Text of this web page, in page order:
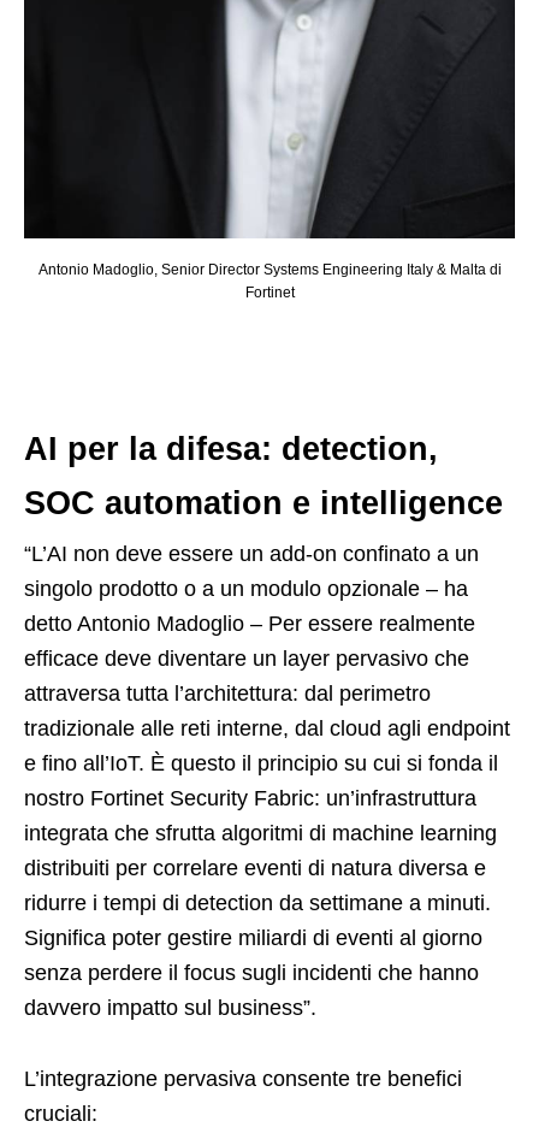
Antonio Madoglio, Senior Director Systems Engineering Italy & Malta di
Fortinet
AI per la difesa: detection,
SOC automation e intelligence
“L’AI non deve essere un add-on confinato a un
singolo prodotto o a un modulo opzionale – ha
detto Antonio Madoglio – Per essere realmente
efficace deve diventare un layer pervasivo che
attraversa tutta l’architettura: dal perimetro
tradizionale alle reti interne, dal cloud agli endpoint
e fino all’IoT. È questo il principio su cui si fonda il
nostro Fortinet Security Fabric: un’infrastruttura
integrata che sfrutta algoritmi di machine learning
distribuiti per correlare eventi di natura diversa e
ridurre i tempi di detection da settimane a minuti.
Significa poter gestire miliardi di eventi al giorno
senza perdere il focus sugli incidenti che hanno
davvero impatto sul business”.
L’integrazione pervasiva consente tre benefici
cruciali: